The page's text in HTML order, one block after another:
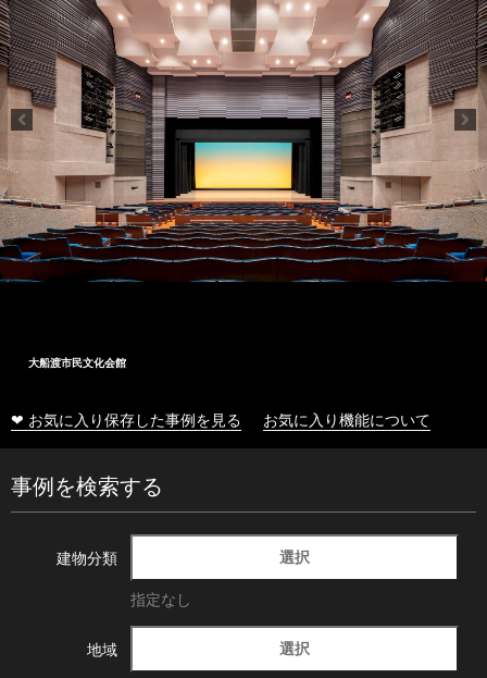
大船渡市民文化会館
❤ お気に入り保存した事例を見る お気に入り機能について
事例を検索する
建物分類 選択
指定なし
地域 選択